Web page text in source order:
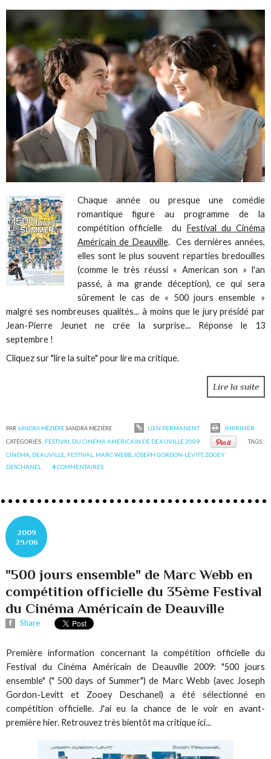
Chaque année ou presque une comédie
romantique figure au programme de la
compétition officielle du Festival du Cinéma
Américain de Deauville. Ces dernières années,
elles sont le plus souvent reparties bredouilles
(comme le très réussi « American son » l'an
passé, à ma grande déception), ce qui sera
sûrement le cas de « 500 jours ensemble »
malgré ses nombreuses qualités... à moins que le jury présidé par
Jean-Pierre Jeunet ne crée la surprise... Réponse le 13
septembre !
Cliquez sur "lire la suite" pour lire ma critique.
Lire la suite
PARSANDRA MÉZIÈRESANDRA MÉZIÈRE LIEN PERMANENT
IMPRIMER
CATÉGORIES : FESTIVAL DU CINEMA AMERICAIN DE DEAUVILLE 2009
TAGS :
CINÉMA DEAUVILLE FESTIVAL MARC WEBB JOSEPH GORDON-LEVITT,ZOOEY
DESCHANEL
4COMMENTAIRES
2009
29/06
"500 jours ensemble" de Marc Webb en
compétition officielle du 35ème Festival
du Cinéma Américain de Deauville
Share
Première information concernant la compétition officielle du
Festival du Cinéma Américain de Deauville 2009: "500 jours
ensemble" (" 500 days of Summer") de Marc Webb (avec Joseph
Gordon-Levitt et Zooey Deschanel) a été sélectionné en
compétition officielle. J'ai eu la chance de le voir en avant-
première hier. Retrouvez très bientôt ma critique ici...